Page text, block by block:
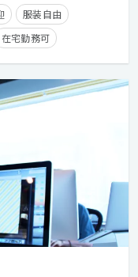
服装自由
在宅勤務可